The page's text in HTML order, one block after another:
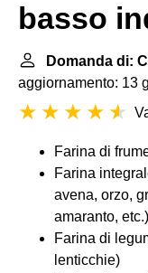
basso
Domanda di:
aggiornamento: 13
Farina di
Farina
avena, orzo,
amaranto, etc.)
Farina di
lenticchie)